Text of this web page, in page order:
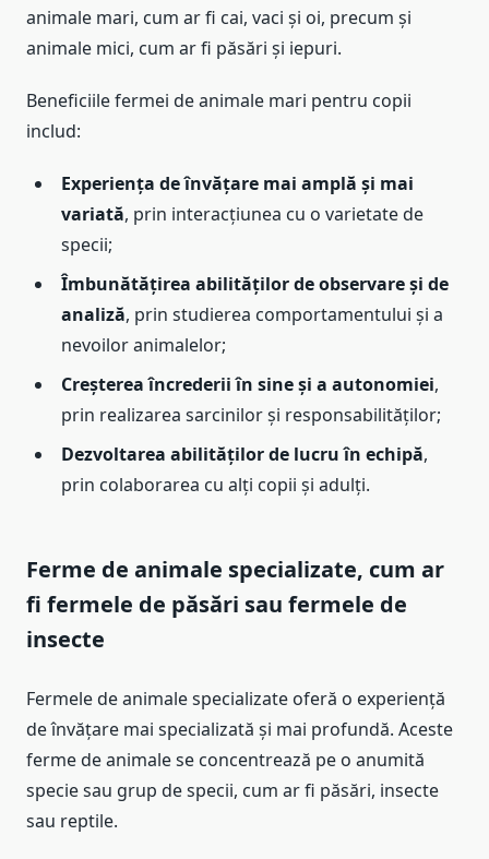
animale mari, cum ar fi cai, vaci și oi, precum și
animale mici, cum ar fi păsări și iepuri.
Beneficiile fermei de animale mari pentru copii
includ:
Experiența de învățare mai amplă și mai
variată, prin interacțiunea cu o varietate de
specii;
Îmbunătățirea abilităților de observare și de
analiză, prin studierea comportamentului și a
nevoilor animalelor;
Creșterea încrederii în sine și a autonomiei,
prin realizarea sarcinilor și responsabilităților;
Dezvoltarea abilităților de lucru în echipă,
prin colaborarea cu alți copii și adulți.
Ferme de animale specializate, cum ar
fi fermele de păsări sau fermele de
insecte
Fermele de animale specializate oferă o experiență
de învățare mai specializată și mai profundă. Aceste
ferme de animale se concentrează pe o anumită
specie sau grup de specii, cum ar fi păsări, insecte
sau reptile.